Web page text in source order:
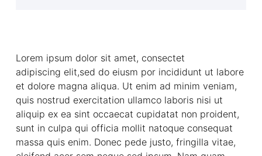
Lorem ipsum dolor sit amet, consectet
adipiscing elit,sed do eiusm por incididunt ut labore
et dolore magna aliqua. Ut enim ad minim veniam,
quis nostrud exercitation ullamco laboris nisi ut
aliquip ex ea sint occaecat cupidatat non proident,
sunt in culpa qui officia mollit natoque consequat
massa quis enim. Donec pede justo, fringilla vitae,